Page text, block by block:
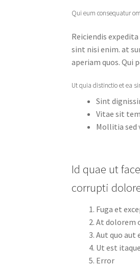
Qui eum consequatur
Reiciendis expedita
sint nisi enim. at
aperiam quos. Qui
Ut quia distinctio et ea
Sint
Vitae sit
Mollitia sed
Id quae ut
corrupti
Fuga et
At dolorem
Aut quo aut
Ut est
Error